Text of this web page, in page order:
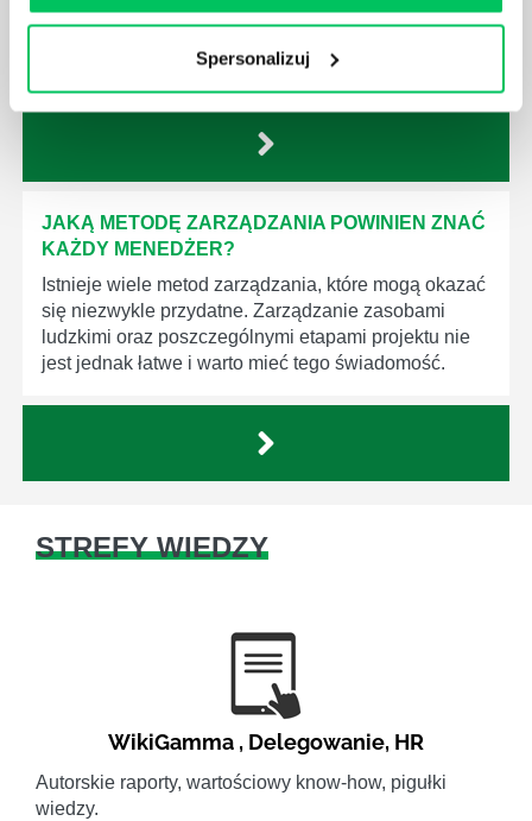
Spersonalizuj
firmie. Osoba je pełniąca jest w pełni odpowiedzialna
JAKĄ METODĘ ZARZĄDZANIA POWINIEN ZNAĆ
KAŻDY MENEDŻER?
Istnieje wiele metod zarządzania, które mogą okazać
się niezwykle przydatne. Zarządzanie zasobami
ludzkimi oraz poszczególnymi etapami projektu nie
jest jednak łatwe i warto mieć tego świadomość.
STREFY WIEDZY
WikiGamma , Delegowanie, HR
Autorskie raporty, wartościowy know-how, pigułki
wiedzy.